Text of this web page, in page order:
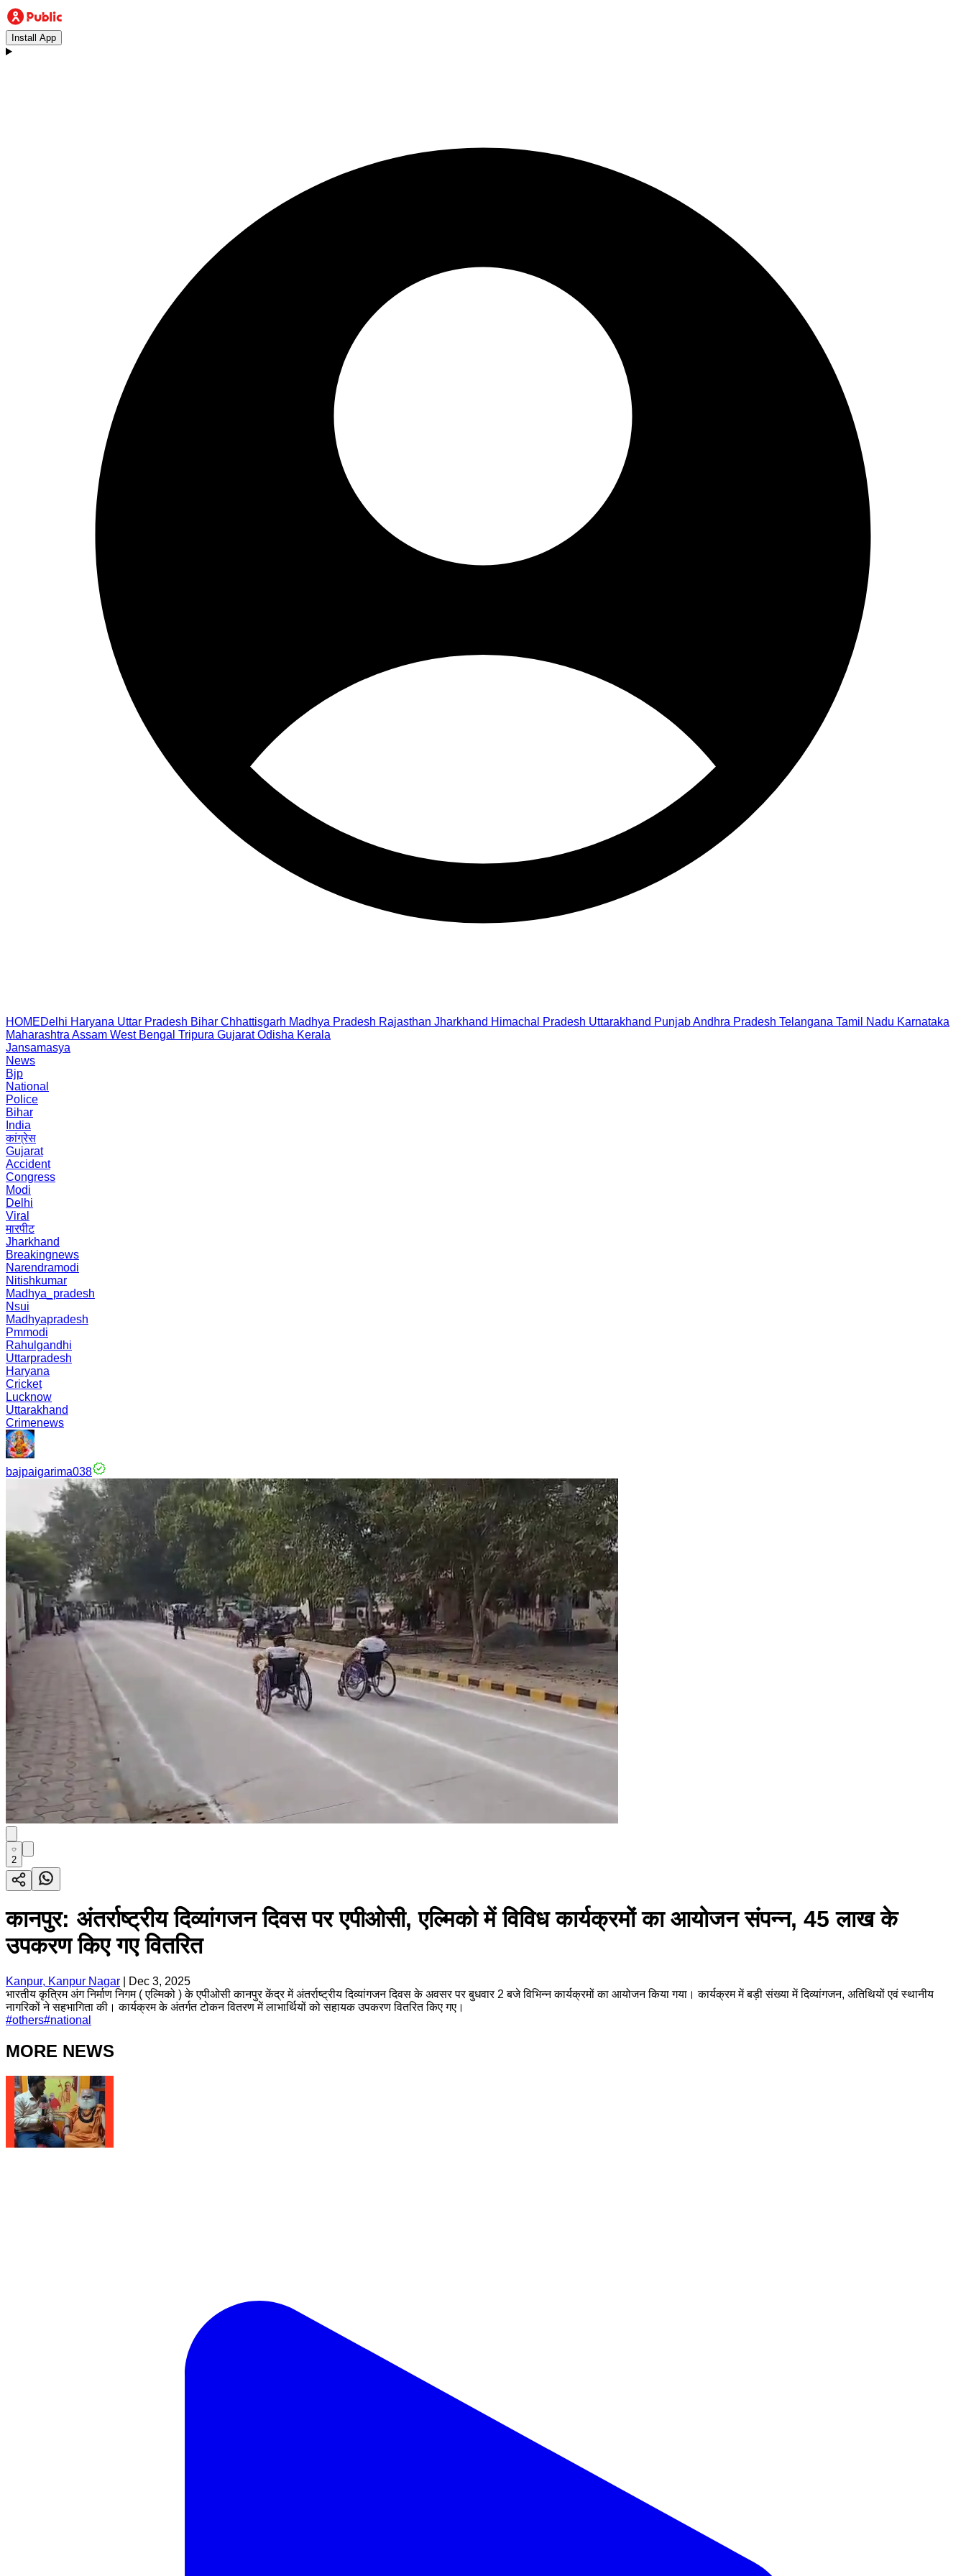
Install App
HOMEDelhi Haryana Uttar Pradesh Bihar Chhattisgarh Madhya Pradesh Rajasthan Jharkhand Himachal Pradesh Uttarakhand PunjabAndhra Pradesh Telangana Tamil Nadu Karnataka
Maharashtra Assam West Bengal Tripura Gujarat Odisha Kerala
Jansamasya
News
Bjp
National
Police
Bihar
India
कांग्रेस
Gujarat
Accident
Congress
Modi
Delhi
Viral
मारपीट
Jharkhand
Breakingnews
Narendramodi
Nitishkumar
Madhya_pradesh
Nsui
Madhyapradesh
Pmmodi
Rahulgandhi
Uttarpradesh
Haryana
Cricket
Lucknow
Uttarakhand
Crimenews
bajpaigarima038
2
कानपुर: अंतर्राष्ट्रीय दिव्यांगजन दिवस पर एपीओसी, एल्मिको में विविध कार्यक्रमों का आयोजन संपन्न, 45 लाख के
उपकरण किए गए वितरित
Kanpur, Kanpur Nagar
Dec 3, 2025
भारतीय कृत्रिम अंग निर्माण निगम ( एल्मिको ) के एपीओसी कानपुर केंद्र में अंतर्राष्ट्रीय दिव्यांगजन दिवस के अवसर पर बुधवार 2 बजे विभिन्न कार्यक्रमों का आयोजन किया गया। कार्यक्रम में बड़ी संख्या में दिव्यांगजन, अतिथियों एवं स्थानीय
नागरिकों ने सहभागिता की। कार्यक्रम के अंतर्गत टोकन वितरण में लाभार्थियों को सहायक उपकरण वितरित किए गए।
#others#national
MORE NEWS